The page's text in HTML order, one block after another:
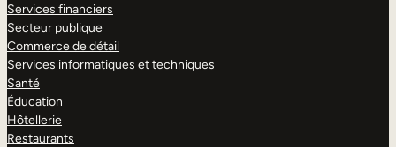
Services financiers
Secteur publique
Commerce de détail
Services informatiques et techniques
Santé
Éducation
Hôtellerie
Restaurants